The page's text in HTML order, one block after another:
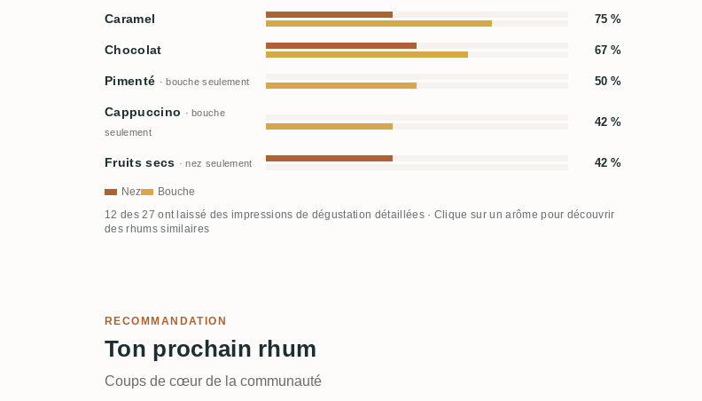
Caramel 75 %
Chocolat 67 %
Pimenté · bouche seulement 50 %
Cappuccino · bouche
seulement
42 %
Fruits secs · nez seulement 42 %
Nez Bouche
12 des 27 ont laissé des impressions de dégustation détaillées · Clique sur un arôme pour découvrir
des rhums similaires
RECOMMANDATION
Ton prochain rhum
Coups de cœur de la communauté